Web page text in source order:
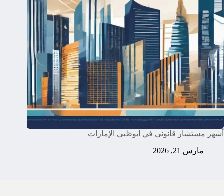
أشهر مستشار قانوني في ابوظبي الإمارات
مارس 21, 2026